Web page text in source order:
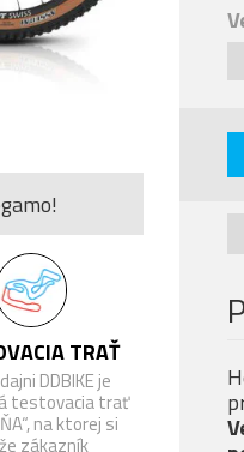
TRAŤ
DDBIKE je
testovacia trať
na ktorej si
zákazník